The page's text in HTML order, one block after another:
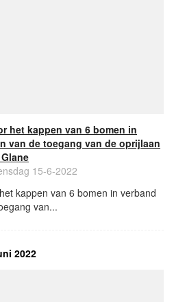
het kappen van 6 bomen in
van de toegang van de oprijlaan
15-6-2022
kappen van 6 bomen in verband
van...
2022